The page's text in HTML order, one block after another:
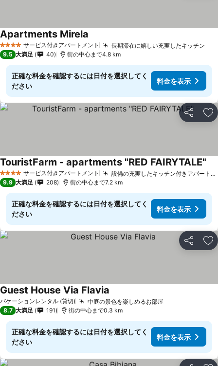
4 ホテルのランクサービス付きアパートメント 長期滞在に嬉しい充実したキッチン
Apartments Mirela
9.5 大満足 40 街の中心まで4.8 km
正確な料金を確認するには日付を選択してく
ださい
料金を表示
シェア お
4 ホテルのランクサービス付きアパートメント 設備の充実したキッチン付きアパートメント
TouristFarm - apartments "RED FAIRYTALE"
9.9 大満足 208 街の中心まで7.2 km
正確な料金を確認するには日付を選択してく
ださい
料金を表示
シェア お
バケーションレンタル (貸切) 中庭の景色を楽しめるお部屋
Guest House Via Flavia
8.7 大満足 191 街の中心まで0.3 km
正確な料金を確認するには日付を選択してく
ださい
料金を表示